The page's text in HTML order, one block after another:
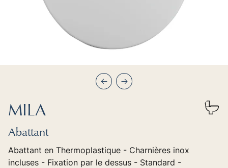
PrécédentSuivant
MILA
Abattant
Abattant en Thermoplastique - Charnières inox
incluses - Fixation par le dessus - Standard -